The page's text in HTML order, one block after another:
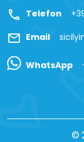
call Telefon
mail Email
WhatsApp
©